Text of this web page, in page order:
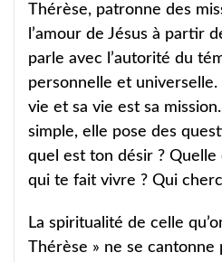
Thérèse, patronne des
l’amour de Jésus à partir
parle avec l’autorité du
personnelle et universelle.
vie et sa vie est sa
simple, elle pose des
quel est ton désir ? Quelle
qui te fait vivre ? Qui
La spiritualité de celle
Thérèse » ne se cantonne